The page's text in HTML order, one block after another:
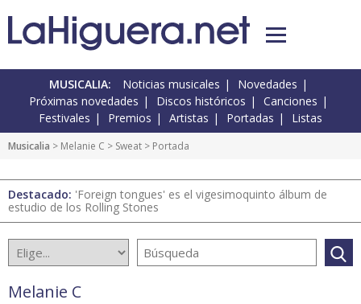
MUSICALIA: Noticias musicales
Novedades
Próximas novedades
Discos históricos
Canciones
Festivales
Premios Artistas Portadas Listas
Musicalia > Melanie C > Sweat > Portada
Destacado: 'Foreign tongues' es el vigesimoquinto álbum de
estudio de los Rolling Stones
Melanie C